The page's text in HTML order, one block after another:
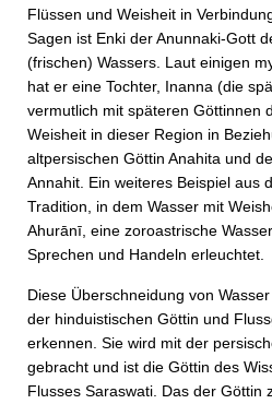
Flüssen und Weisheit in
Sagen ist Enki der Anunnaki-Gott
(frischen) Wassers. Laut einigen
hat er eine Tochter, Inanna (die
vermutlich mit späteren Göttinnen
Weisheit in dieser Region in
altpersischen Göttin Anahita und
Annahit. Ein weiteres Beispiel aus
Tradition, in dem Wasser mit
Ahurānī, eine zoroastrische
Sprechen und Handeln erleuchtet.
Diese Überschneidung von
der hinduistischen Göttin und
erkennen. Sie wird mit der
gebracht und ist die Göttin des
Flusses Saraswati. Das der Göttin